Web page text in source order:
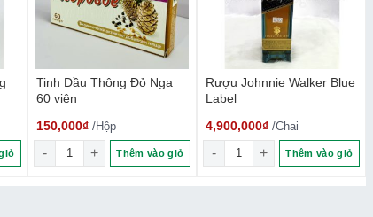
số lượng
Tinh Dầu Thông Đỏ Nga
60 viên
150,000₫ /Hộp
Tinh Dầu Thông Đỏ Nga 60 viên số lượng
Thêm vào giỏ
Rượu Johnnie Walker Blue
Label
4,900,000₫ /Chai
Rượu Johnnie Walker Blue
Thêm vào giỏ